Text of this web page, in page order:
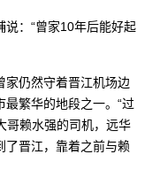
：“曾家10年后能好起
家仍然守着晋江机场边
最繁华的地段之一。“过
哥赖水强的司机，远华
了晋江，靠着之前与赖